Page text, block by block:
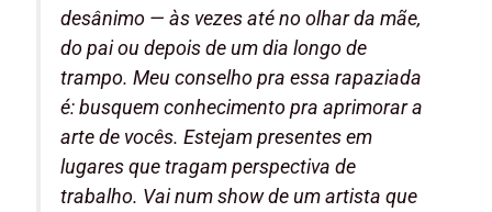
desânimo — às vezes até no olhar da mãe,
do pai ou depois de um dia longo de
trampo. Meu conselho pra essa rapaziada
é: busquem conhecimento pra aprimorar a
arte de vocês. Estejam presentes em
lugares que tragam perspectiva de
trabalho. Vai num show de um artista que